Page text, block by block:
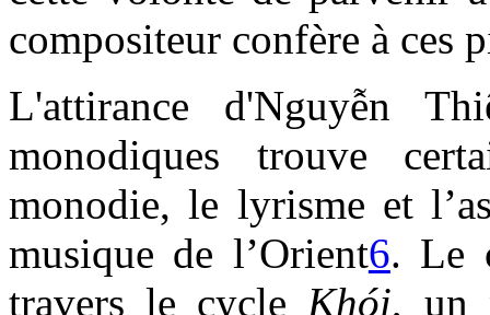
compositeur confère à ces
L'attirance d'Nguyễn
monodiques trouve
monodie, le lyrisme et
musique de l’Orient6. Le
travers le cycleKhói, un